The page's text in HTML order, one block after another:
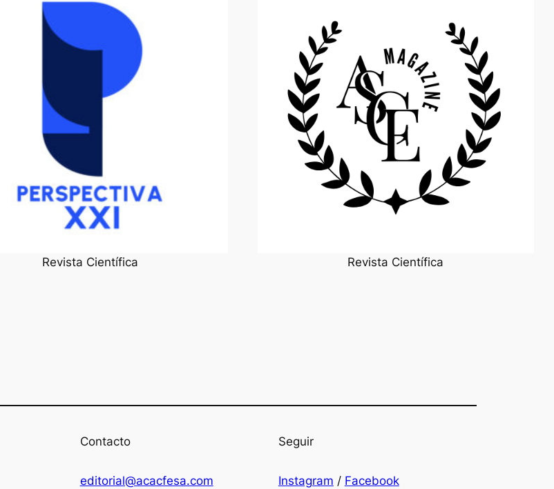
Revista Científica Revista Científica
Contacto
editorial@acacfesa.com
Seguir
Instagram / Facebook